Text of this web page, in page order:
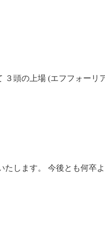
頭の上場 (エフフォー
たします。 今後とも何卒